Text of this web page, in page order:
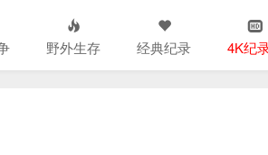
野外生存 经典纪录 4K纪